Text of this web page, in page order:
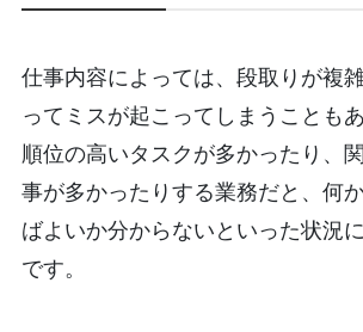
仕事内容によっては、段取りが複
ってミスが起こってしまうことも
順位の高いタスクが多かったり、
事が多かったりする業務だと、何
ばよいか分からないといった状況
です。